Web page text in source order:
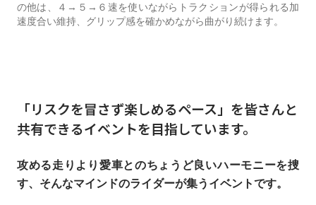
の他は、４→５→６速を使いながらトラクションが得られる加
速度合い維持、グリップ感を確かめながら曲がり続けます。
「リスクを冒さず楽しめるペース」を皆さんと
共有できるイベントを目指しています。
攻める走りより愛車とのちょうど良いハーモニーを捜
す、そんなマインドのライダーが集うイベントです。